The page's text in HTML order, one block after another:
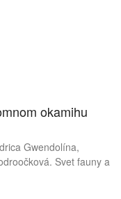
okamihu
Gwendolína,
Svet fauny a